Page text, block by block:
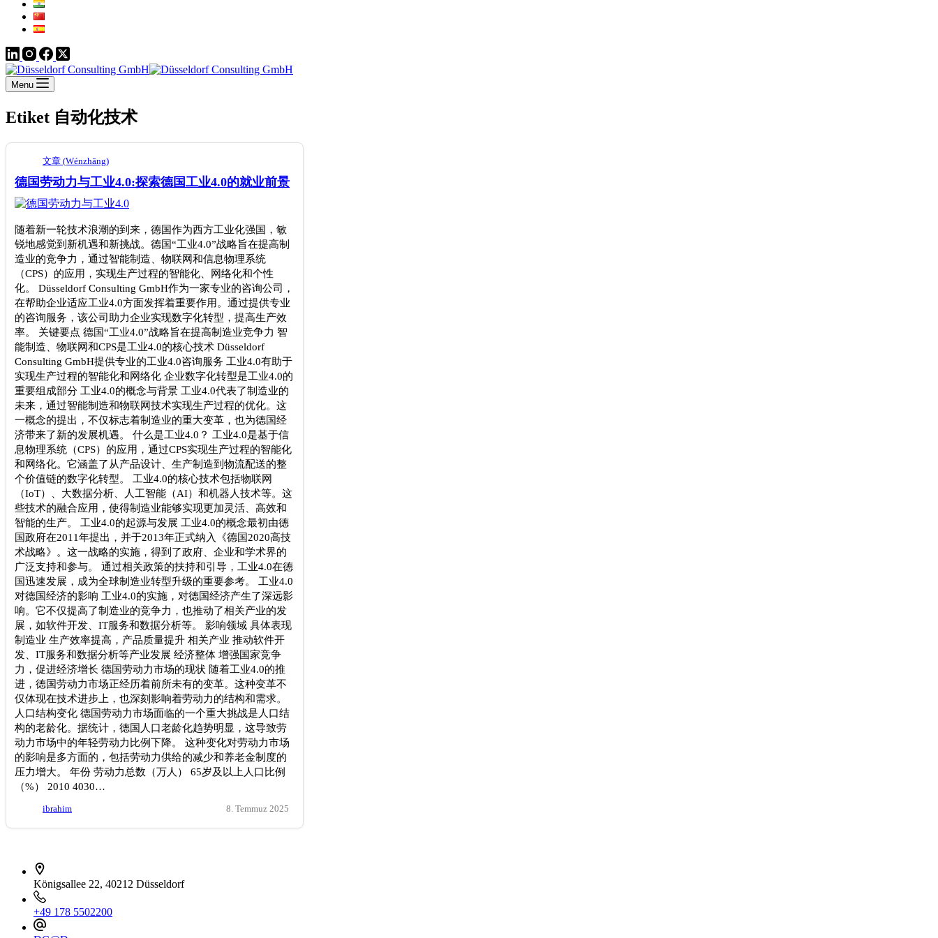
Menu
Etiket 自动化技术
文章 (Wénzhāng)
德国劳动力与工业4.0:探索德国工业4.0的就业前景
随着新一轮技术浪潮的到来，德国作为西方工业化强国，敏
锐地感觉到新机遇和新挑战。德国“工业4.0”战略旨在提高制
造业的竞争力，通过智能制造、物联网和信息物理系统
（CPS）的应用，实现生产过程的智能化、网络化和个性
化。 Düsseldorf Consulting GmbH作为一家专业的咨询公司，
在帮助企业适应工业4.0方面发挥着重要作用。通过提供专业
的咨询服务，该公司助力企业实现数字化转型，提高生产效
率。 关键要点 德国“工业4.0”战略旨在提高制造业竞争力 智
能制造、物联网和CPS是工业4.0的核心技术 Düsseldorf
Consulting GmbH提供专业的工业4.0咨询服务 工业4.0有助于
实现生产过程的智能化和网络化 企业数字化转型是工业4.0的
重要组成部分 工业4.0的概念与背景 工业4.0代表了制造业的
未来，通过智能制造和物联网技术实现生产过程的优化。这
一概念的提出，不仅标志着制造业的重大变革，也为德国经
济带来了新的发展机遇。 什么是工业4.0？ 工业4.0是基于信
息物理系统（CPS）的应用，通过CPS实现生产过程的智能化
和网络化。它涵盖了从产品设计、生产制造到物流配送的整
个价值链的数字化转型。 工业4.0的核心技术包括物联网
（IoT）、大数据分析、人工智能（AI）和机器人技术等。这
些技术的融合应用，使得制造业能够实现更加灵活、高效和
智能的生产。 工业4.0的起源与发展 工业4.0的概念最初由德
国政府在2011年提出，并于2013年正式纳入《德国2020高技
术战略》。这一战略的实施，得到了政府、企业和学术界的
广泛支持和参与。 通过相关政策的扶持和引导，工业4.0在德
国迅速发展，成为全球制造业转型升级的重要参考。 工业4.0
对德国经济的影响 工业4.0的实施，对德国经济产生了深远影
响。它不仅提高了制造业的竞争力，也推动了相关产业的发
展，如软件开发、IT服务和数据分析等。 影响领域 具体表现
制造业 生产效率提高，产品质量提升 相关产业 推动软件开
发、IT服务和数据分析等产业发展 经济整体 增强国家竞争
力，促进经济增长 德国劳动力市场的现状 随着工业4.0的推
进，德国劳动力市场正经历着前所未有的变革。这种变革不
仅体现在技术进步上，也深刻影响着劳动力的结构和需求。
人口结构变化 德国劳动力市场面临的一个重大挑战是人口结
构的老龄化。据统计，德国人口老龄化趋势明显，这导致劳
动力市场中的年轻劳动力比例下降。 这种变化对劳动力市场
的影响是多方面的，包括劳动力供给的减少和养老金制度的
压力增大。 年份 劳动力总数（万人） 65岁及以上人口比例
（%） 2010 4030…
ibrahim 8. Temmuz 2025
Königsallee 22, 40212 Düsseldorf
+49 178 5502200